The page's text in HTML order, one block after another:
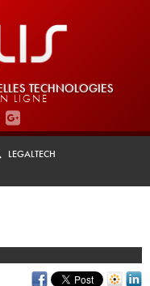
TECHNOLOGIES
LIGNE
LEGALTECH